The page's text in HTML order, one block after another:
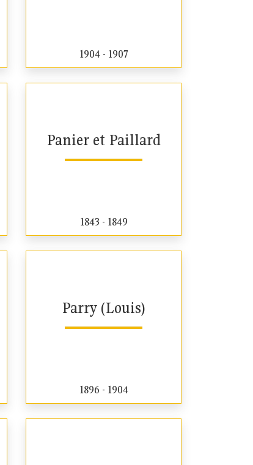
1904 - 1907
Panier et Paillard
1843 - 1849
Parry (Louis)
1896 - 1904